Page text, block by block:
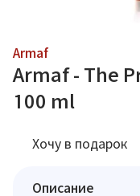
Armaf
Armaf - The
100 ml
Хочу в подарок
Описание